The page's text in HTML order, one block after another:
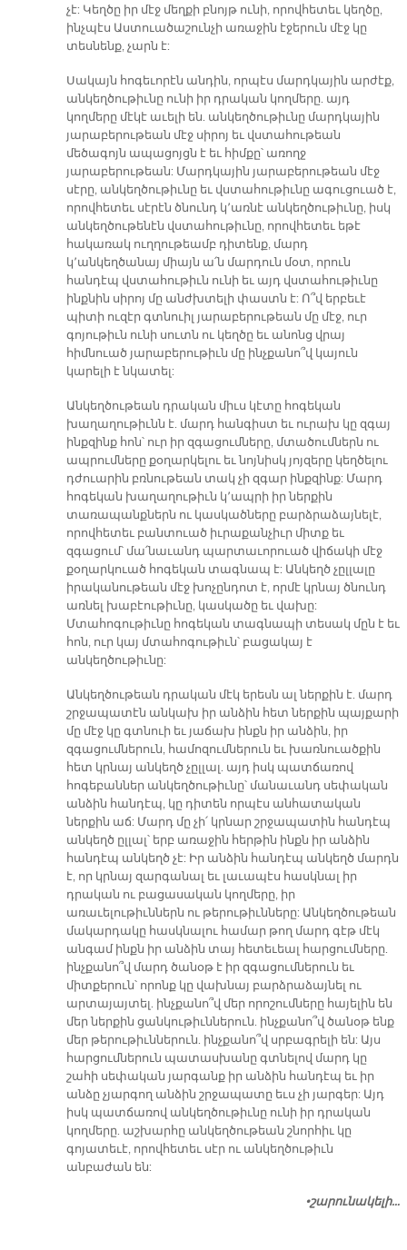
չէ: Կեղծը իր մէջ մեղքի բնոյթ ունի, որովհետեւ կեղծը,
ինչպէս Աստուածաշունչի առաջին էջերուն մէջ կը
տեսնենք, չարն է:
Սակայն հոգեւորէն անդին, որպէս մարդկային արժէք,
անկեղծութիւնը ունի իր դրական կողմերը. այդ
կողմերը մէկէ աւելի են. անկեղծութիւնը մարդկային
յարաբերութեան մէջ սիրոյ եւ վստահութեան
մեծագոյն ապացոյցն է եւ հիմքը՝ առողջ
յարաբերութեան: Մարդկային յարաբերութեան մէջ
սէրը, անկեղծութիւնը եւ վստահութիւնը ագուցուած է,
որովհետեւ սէրէն ծնունդ կ՚առնէ անկեղծութիւնը, իսկ
անկեղծութենէն վստահութիւնը, որովհետեւ եթէ
հակառակ ուղղութեամբ դիտենք, մարդ
կ՚անկեղծանայ միայն ա՛ն մարդուն մօտ, որուն
հանդէպ վստահութիւն ունի եւ այդ վստահութիւնը
ինքնին սիրոյ մը անժխտելի փաստն է: Ո՞վ երբեւէ
պիտի ուզէր գտնուիլ յարաբերութեան մը մէջ, ուր
գոյութիւն ունի սուտն ու կեղծը եւ անոնց վրայ
հիմնուած յարաբերութիւն մը ինչքանո՞վ կայուն
կարելի է նկատել:
Անկեղծութեան դրական միւս կէտը հոգեկան
խաղաղութիւնն է. մարդ հանգիստ եւ ուրախ կը զգայ
ինքզինք հոն՝ ուր իր զգացումները, մտածումներն ու
ապրումները քօղարկելու եւ նոյնիսկ յոյզերը կեղծելու
դժուարին բռնութեան տակ չի զգար ինքզինք: Մարդ
հոգեկան խաղաղութիւն կ՚ապրի իր ներքին
տառապանքներն ու կասկածները բարձրաձայնելէ,
որովհետեւ բանտուած իւրաքանչիւր միտք եւ
զգացում՝ մա՛նաւանդ պարտաւորուած վիճակի մէջ
քօղարկուած հոգեկան տագնապ է: Անկեղծ չըլլալը
իրականութեան մէջ խոչընդոտ է, որմէ կրնայ ծնունդ
առնել խաբէութիւնը, կասկածը եւ վախը:
Մտահոգութիւնը հոգեկան տագնապի տեսակ մըն է եւ
հոն, ուր կայ մտահոգութիւն՝ բացակայ է
անկեղծութիւնը:
Անկեղծութեան դրական մէկ երեսն ալ ներքին է. մարդ
շրջապատէն անկախ իր անձին հետ ներքին պայքարի
մը մէջ կը գտնուի եւ յաճախ ինքն իր անձին, իր
զգացումներուն, համոզումներուն եւ խառնուածքին
հետ կրնայ անկեղծ չըլլալ. այդ իսկ պատճառով
հոգեբաններ անկեղծութիւնը՝ մանաւանդ սեփական
անձին հանդէպ, կը դիտեն որպէս անհատական
ներքին աճ: Մարդ մը չի՛ կրնար շրջապատին հանդէպ
անկեղծ ըլլալ՝ երբ առաջին հերթին ինքն իր անձին
հանդէպ անկեղծ չէ: Իր անձին հանդէպ անկեղծ մարդն
է, որ կրնայ զարգանալ եւ լաւապէս հասկնալ իր
դրական ու բացասական կողմերը, իր
առաւելութիւններն ու թերութիւնները: Անկեղծութեան
մակարդակը հասկնալու համար թող մարդ գէթ մէկ
անգամ ինքն իր անձին տայ հետեւեալ հարցումները.
ինչքանո՞վ մարդ ծանօթ է իր զգացումներուն եւ
միտքերուն՝ որոնք կը վախնայ բարձրաձայնել ու
արտայայտել. ինչքանո՞վ մեր որոշումները հայելին են
մեր ներքին ցանկութիւններուն. ինչքանո՞վ ծանօթ ենք
մեր թերութիւններուն. ինչքանո՞վ սրբագրելի են: Այս
հարցումներուն պատասխանը գտնելով մարդ կը
շահի սեփական յարգանք իր անձին հանդէպ եւ իր
անձը չյարգող անձին շրջապատը եւս չի յարգեր: Այդ
իսկ պատճառով անկեղծութիւնը ունի իր դրական
կողմերը. աշխարհը անկեղծութեան շնորհիւ կը
գոյատեւէ, որովհետեւ սէր ու անկեղծութիւն
անբաժան են:
•շարունակելի…